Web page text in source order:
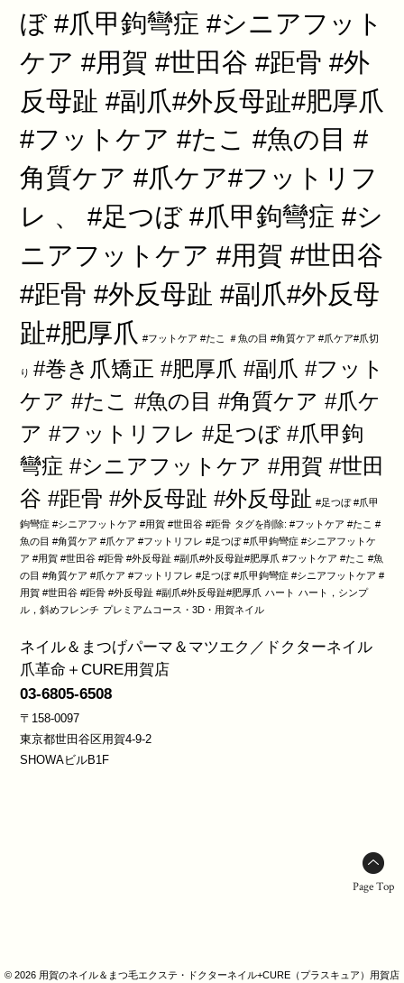
ぼ #爪甲鉤彎症 #シニアフット
ケア #用賀 #世田谷 #距骨 #外
反母趾 #副爪#外反母趾#肥厚爪
#フットケア #たこ #魚の目 #
角質ケア #爪ケア#フットリフ
レ 、 #足つぼ #爪甲鉤彎症 #シ
ニアフットケア #用賀 #世田谷
#距骨 #外反母趾 #副爪#外反母
趾#肥厚爪 #フットケア #たこ ＃魚の目 #角質ケア #爪ケア#爪切
り #巻き爪矯正 #肥厚爪 #副爪 #フット
ケア #たこ #魚の目 #角質ケア #爪ケ
ア #フットリフレ #足つぼ #爪甲鉤
彎症 #シニアフットケア #用賀 #世田
谷 #距骨 #外反母趾 #外反母趾 #足つぼ #爪甲
鉤彎症 #シニアフットケア #用賀 #世田谷 #距骨 タグを削除: #フットケア #たこ #
魚の目 #角質ケア #爪ケア #フットリフレ #足つぼ #爪甲鉤彎症 #シニアフットケ
ア #用賀 #世田谷 #距骨 #外反母趾 #副爪#外反母趾#肥厚爪 #フットケア #たこ #魚
の目 #角質ケア #爪ケア #フットリフレ #足つぼ #爪甲鉤彎症 #シニアフットケア #
用賀 #世田谷 #距骨 #外反母趾 #副爪#外反母趾#肥厚爪 ハート ハート，シンプ
ル，斜めフレンチ プレミアムコース・3D・用賀ネイル
ネイル＆まつげパーマ＆マツエク／ドクターネイル
爪革命＋CURE用賀店
03-6805-6508
〒158-0097
東京都世田谷区用賀4-9-2
SHOWAビルB1F
Page Top
© 2026 用賀のネイル＆まつ毛エクステ・ドクターネイル+CURE（プラスキュア）用賀店